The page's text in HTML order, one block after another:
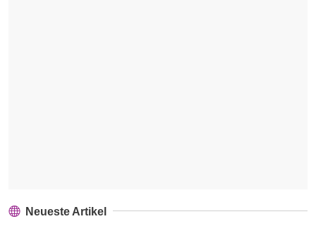
Neueste Artikel